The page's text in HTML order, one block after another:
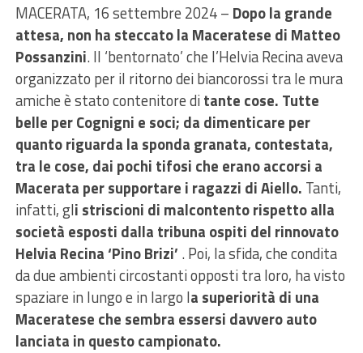
MACERATA, 16 settembre 2024 – Dopo la grande
attesa, non ha steccato la Maceratese di Matteo
Possanzini. Il ‘bentornato’ che l’Helvia Recina aveva
organizzato per il ritorno dei biancorossi tra le mura
amiche è stato contenitore ditante cose. Tutte
belle per Cognigni e soci; da dimenticare per
quanto riguarda la sponda granata, contestata,
tra le cose, dai pochi tifosi che erano accorsi a
Macerata per supportare i ragazzi di Aiello. Tanti,
infatti, gli striscioni di malcontento rispetto alla
società esposti dalla tribuna ospiti del rinnovato
Helvia Recina ‘Pino Brizi’ . Poi, la sfida, che condita
da due ambienti circostanti opposti tra loro, ha visto
spaziare in lungo e in largo la superiorità di una
Maceratese che sembra essersi davvero auto
lanciata in questo campionato.